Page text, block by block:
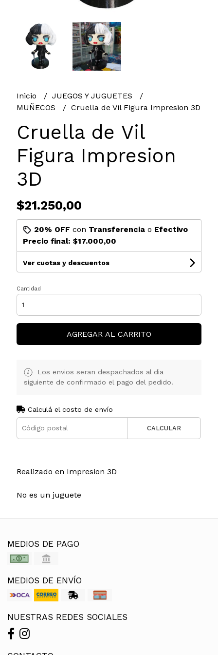
Inicio
JUEGOS Y JUGUETES
MUÑECOS
Cruella de Vil Figura Impresion 3D
Cruella de Vil
Figura Impresion
3D
$21.250,00
20% OFF con Transferenciao Efectivo
Precio final: $17.000,00
Ver cuotas y descuentos
Cantidad
AGREGAR AL CARRITO
Los envios seran despachados al dia
siguiente de confirmado el pago del pedido.
Calculá el costo de envío
CALCULAR
Realizado en Impresion 3D
No es un juguete
MEDIOS DE PAGO
MEDIOS DE ENVÍO
NUESTRAS REDES SOCIALES